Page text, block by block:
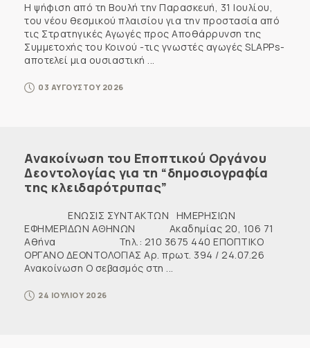
Η ψήφιση από τη Βουλή την Παρασκευή, 31 Ιουλίου,
του νέου θεσμικού πλαισίου για την προστασία από
τις Στρατηγικές Αγωγές προς Αποθάρρυνση της
Συμμετοχής του Κοινού -τις γνωστές αγωγές SLAPPs-
αποτελεί μια ουσιαστική ...
03 ΑΥΓΟΥΣΤΟΥ 2026
Ανακοίνωση του Εποπτικού Οργάνου
Δεοντολογίας για τη “δημοσιογραφία
της κλειδαρότρυπας”
ΕΝΩΣΙΣ ΣΥΝΤΑΚΤΩΝ ΗΜΕΡΗΣΙΩΝ
ΕΦΗΜΕΡΙΔΩΝ ΑΘΗΝΩΝ Ακαδημίας 20, 106 71
Αθήνα Τηλ.: 210 3675 440 ΕΠΟΠΤΙΚΟ
ΟΡΓΑΝΟ ΔΕΟΝΤΟΛΟΓΙΑΣ Αρ. πρωτ. 394 / 24.07.26
Ανακοίνωση Ο σεβασμός στη ...
24 ΙΟΥΛΙΟΥ 2026